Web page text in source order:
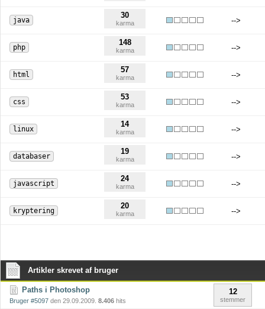
java
30
karma -->
php
148
karma -->
html
57
karma -->
css
53
karma -->
linux
14
karma -->
databaser
19
karma -->
javascript
24
karma -->
kryptering
20
karma -->
Artikler skrevet af bruger
Paths i Photoshop
Bruger #5097 den 29.09.2009. 8.406 hits
12
stemmer